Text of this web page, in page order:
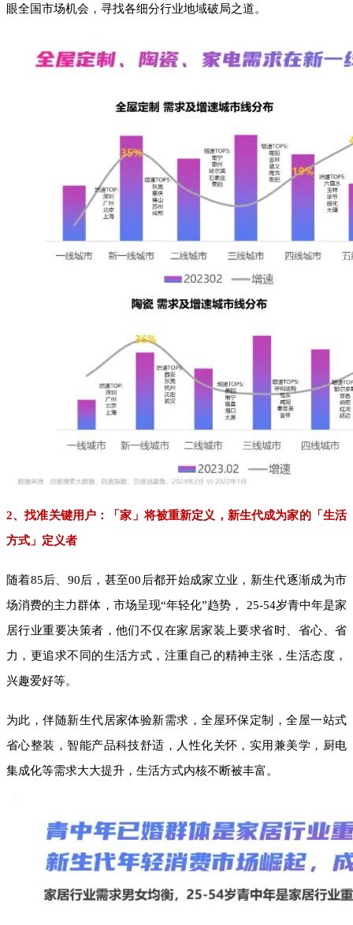
眼全国市场机会，寻找各细分行业地域破局之道。
2、找准关键用户：「家」将被重新定义，新生代成为家的「生活
方式」定义者
随着85后、90后，甚至00后都开始成家立业，新生代逐渐成为市
场消费的主力群体，市场呈现“年轻化”趋势， 25-54岁青中年是家
居行业重要决策者，他们不仅在家居家装上要求省时、省心、省
力，更追求不同的生活方式，注重自己的精神主张，生活态度，
兴趣爱好等。
为此，伴随新生代居家体验新需求，全屋环保定制，全屋一站式
省心整装，智能产品科技舒适，人性化关怀，实用兼美学，厨电
集成化等需求大大提升，生活方式内核不断被丰富。